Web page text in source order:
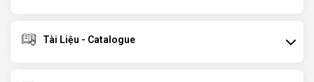
Tài Liệu - Catalogue